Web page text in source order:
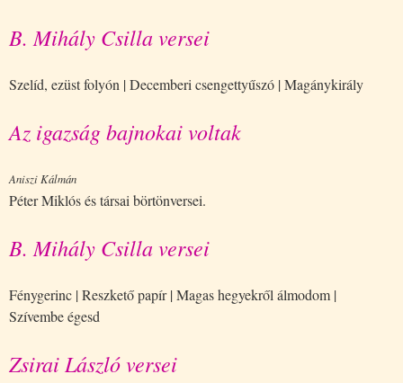
B. Mihály Csilla versei
Szelíd, ezüst folyón | Decemberi csengettyűszó | Magánykirály
Az igazság bajnokai voltak
Aniszi Kálmán
Péter Miklós és társai börtönversei.
B. Mihály Csilla versei
Fénygerinc | Reszkető papír | Magas hegyekről álmodom |
Szívembe égesd
Zsirai László versei